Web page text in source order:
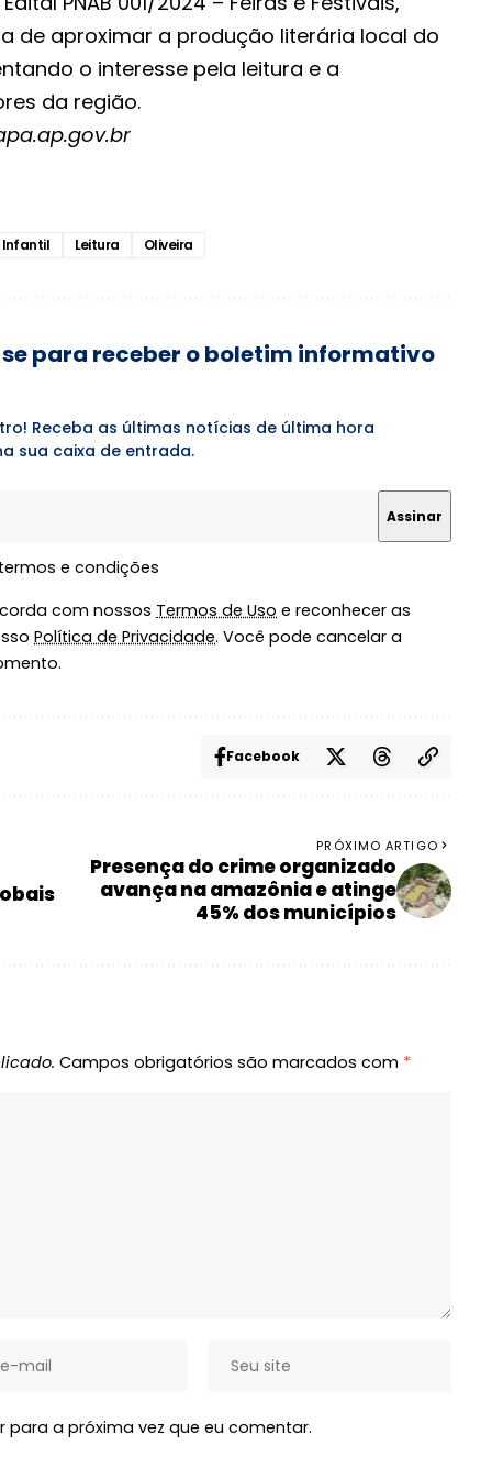
de aproximar a produção literária local do
o interesse pela leitura e a
da região.
Infantil Leitura Oliveira
para receber o boletim informativo
Receba as últimas notícias de última hora
sua caixa de entrada.
e condições
com nossos Termos de Uso e reconhecer as
Política de Privacidade. Você pode cancelar a
Facebook
PRÓXIMO ARTIGO
Presença do crime organizado
avança na amazônia e atinge
45% dos municípios
Campos obrigatórios são marcados com *
a próxima vez que eu comentar.